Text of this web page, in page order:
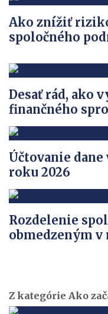
Ako znížiť
spoločného
Desať rád, ako
finančného
Účtovanie
roku 2026
Rozdelenie
obmedzeným v
Z kategórie Ako